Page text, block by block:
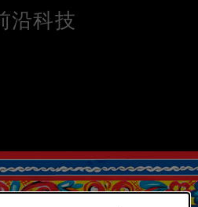
沿科技